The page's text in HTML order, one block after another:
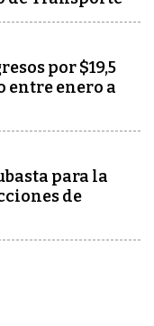
por $19,5
entre enero a
para la
de